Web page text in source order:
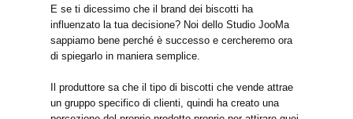
E se ti dicessimo che il brand dei biscotti ha
influenzato la tua decisione? Noi dello Studio JooMa
sappiamo bene perché è successo e cercheremo ora
di spiegarlo in maniera semplice.
Il produttore sa che il tipo di biscotti che vende attrae
un gruppo specifico di clienti, quindi ha creato una